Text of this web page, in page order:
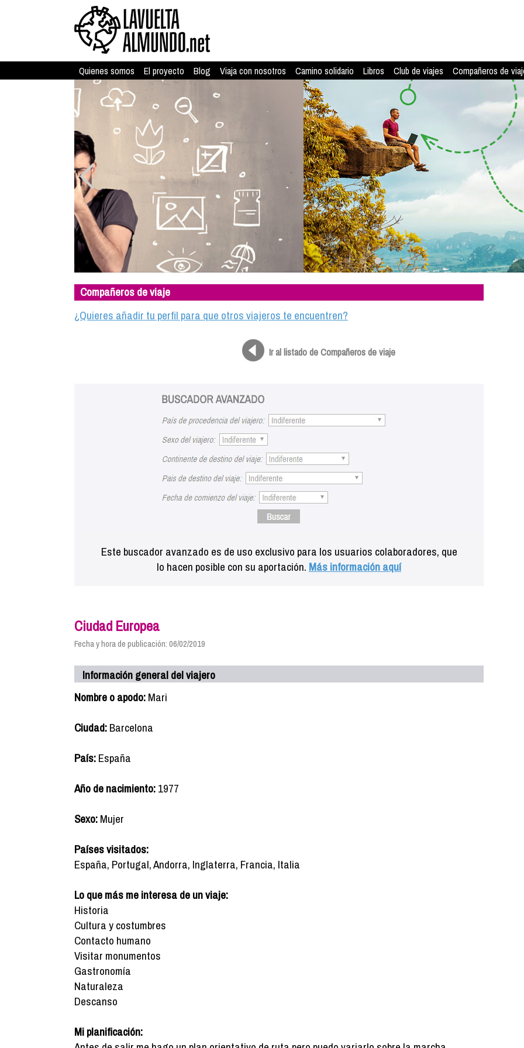
Quienes somos El proyecto Blog Viaja con nosotros Camino solidario Libros Club de viajes Compañeros de
Compañeros de viaje
¿Quieres añadir tu perfil para que otros viajeros te encuentren?
Ir al listado de Compañeros de viaje
Este buscador avanzado es de uso exclusivo para los usuarios colaboradores, que
lo hacen posible con su aportación. Más información aquí
Ciudad Europea
Fecha y hora de publicación: 06/02/2019
Información general del viajero
Nombre o apodo:Mari
Ciudad:Barcelona
País:España
Año de nacimiento:1977
Sexo:Mujer
Países visitados:
España, Portugal, Andorra, Inglaterra, Francia, Italia
Lo que más me interesa de un viaje:
Historia
Cultura y costumbres
Contacto humano
Visitar monumentos
Gastronomía
Naturaleza
Descanso
Mi planificación: